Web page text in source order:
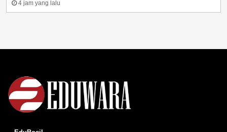
4 jam yang lalu